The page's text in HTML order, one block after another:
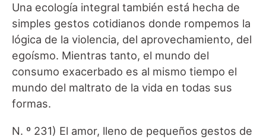
Una ecología integral también está hecha de
simples gestos cotidianos donde rompemos la
lógica de la violencia, del aprovechamiento, del
egoísmo. Mientras tanto, el mundo del
consumo exacerbado es al mismo tiempo el
mundo del maltrato de la vida en todas sus
formas.
N. º 231) El amor, lleno de pequeños gestos de